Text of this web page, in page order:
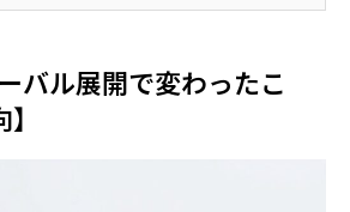
バル展開で変わったこ